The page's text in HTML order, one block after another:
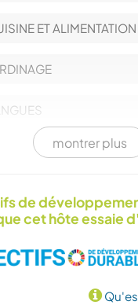
ET ALIMENTATION
montrer plus
de
cet hôte essaie